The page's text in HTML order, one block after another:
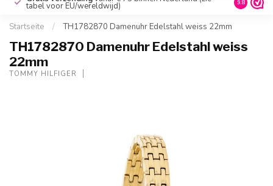
tabel voor EU/wereldwijd) 9.8
Startseite / TH1782870 Damenuhr Edelstahl weiss 22mm
TH1782870 Damenuhr Edelstahl weiss
22mm
TOMMY HILFIGER